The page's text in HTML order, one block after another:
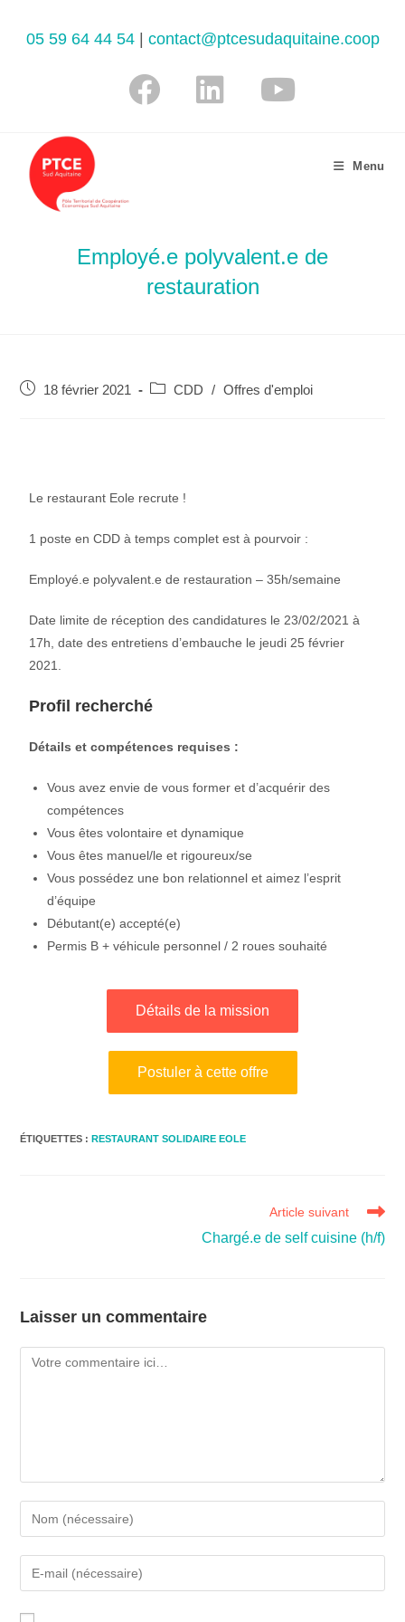
05 59 64 44 54| contact@ptcesudaquitaine.coop
Menu
Employé.e polyvalent.e de
restauration
18 février 2021 CDD / Offres d'emploi
Le restaurant Eole recrute !
1 poste en CDD à temps complet est à pourvoir :
Employé.e polyvalent.e de restauration – 35h/semaine
Date limite de réception des candidatures le 23/02/2021 à
17h, date des entretiens d’embauche le jeudi 25 février
2021.
Profil recherché
Détails et compétences requises :
Vous avez envie de vous former et d’acquérir des
compétences
Vous êtes volontaire et dynamique
Vous êtes manuel/le et rigoureux/se
Vous possédez une bon relationnel et aimez l’esprit
d’équipe
Débutant(e) accepté(e)
Permis B + véhicule personnel / 2 roues souhaité
Détails de la mission
Postuler à cette offre
ÉTIQUETTES :RESTAURANT SOLIDAIRE EOLE
Article suivant
Chargé.e de self cuisine (h/f)
Laisser un commentaire